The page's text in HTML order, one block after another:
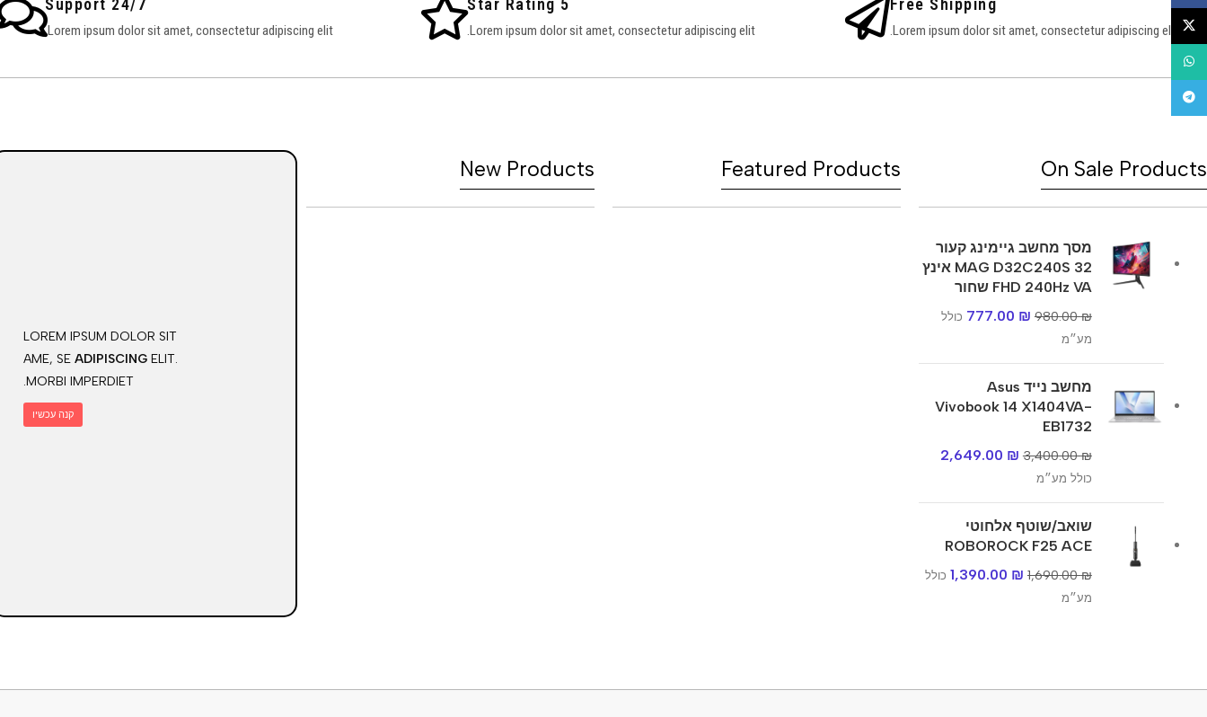
Free Shipping
Lorem ipsum dolor sit amet, consectetur adipiscing elit.
5 Star Rating
Lorem ipsum dolor sit amet, consectetur adipiscing elit.
24/7 Support
Lorem ipsum dolor sit amet, consectetur adipiscing elit.
On Sale Products
מסך מחשב גיימינג קעור
MAG D32C240S 32 אינץ
FHD 240Hz VA שחור
980.00₪
777.00 ₪
כולל
מע״מ
מחשב נייד Asus
Vivobook 14 X1404VA-
EB1732
3,400.00₪
2,649.00 ₪
כולל מע״מ
שואב/שוטף אלחוטי
ROBOROCK F25 ACE
1,690.00₪
1,390.00 ₪
כולל
מע״מ
Featured Products
New Products
LOREM IPSUM DOLOR SIT
AME, SEADIPISCING ELIT.
MORBI IMPERDIET.
קנה עכשיו
X